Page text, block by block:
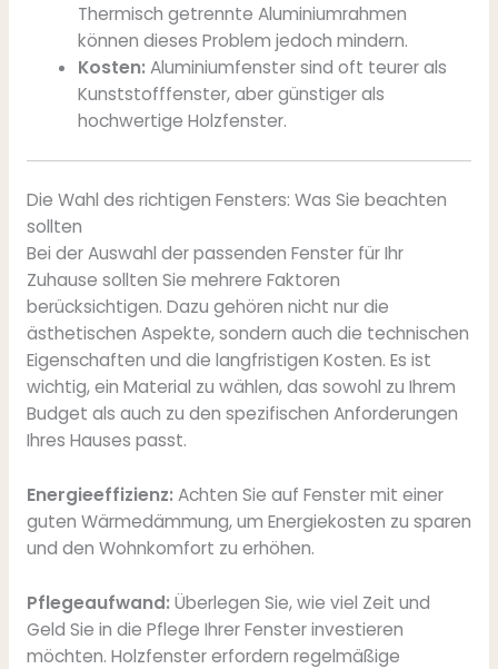
Thermisch getrennte Aluminiumrahmen
können dieses Problem jedoch mindern.
Kosten: Aluminiumfenster sind oft teurer als
Kunststofffenster, aber günstiger als
hochwertige Holzfenster.
Die Wahl des richtigen Fensters: Was Sie beachten
sollten
Bei der Auswahl der passenden Fenster für Ihr
Zuhause sollten Sie mehrere Faktoren
berücksichtigen. Dazu gehören nicht nur die
ästhetischen Aspekte, sondern auch die technischen
Eigenschaften und die langfristigen Kosten. Es ist
wichtig, ein Material zu wählen, das sowohl zu Ihrem
Budget als auch zu den spezifischen Anforderungen
Ihres Hauses passt.
Energieeffizienz: Achten Sie auf Fenster mit einer
guten Wärmedämmung, um Energiekosten zu sparen
und den Wohnkomfort zu erhöhen.
Pflegeaufwand: Überlegen Sie, wie viel Zeit und
Geld Sie in die Pflege Ihrer Fenster investieren
möchten. Holzfenster erfordern regelmäßige